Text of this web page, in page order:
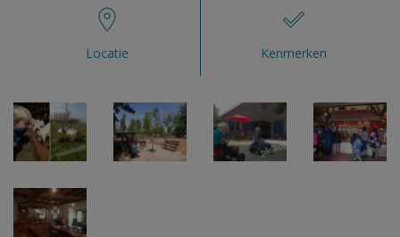
Locatie Kenmerken